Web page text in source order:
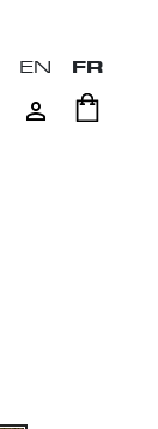
EN FR
